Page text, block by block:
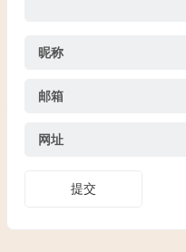
昵称
邮箱
网址
提交